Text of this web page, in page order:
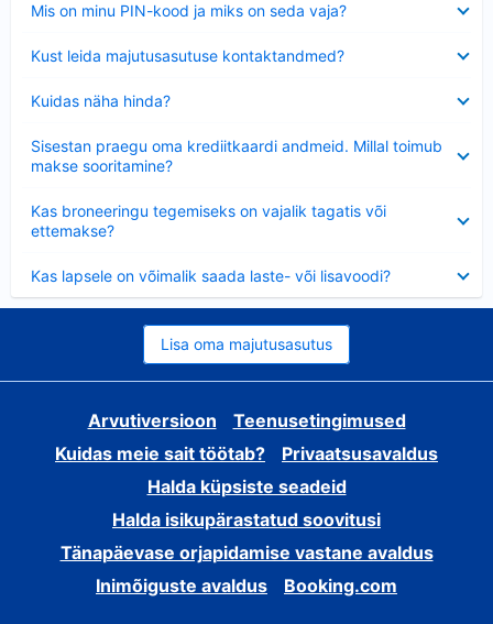
Mis on minu PIN-kood ja miks on seda vaja?
Kust leida majutusasutuse kontaktandmed?
Kuidas näha hinda?
Sisestan praegu oma krediitkaardi andmeid. Millal toimub
makse sooritamine?
Kas broneeringu tegemiseks on vajalik tagatis või
ettemakse?
Kas lapsele on võimalik saada laste- või lisavoodi?
Lisa oma majutusasutus
Arvutiversioon
Teenusetingimused
Kuidas meie sait töötab?
Privaatsusavaldus
Halda küpsiste seadeid
Halda isikupärastatud soovitusi
Tänapäevase orjapidamise vastane avaldus
Inimõiguste avaldus
Booking.com